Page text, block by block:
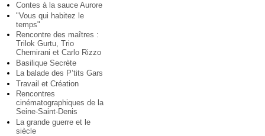
Contes à la sauce Aurore
"Vous qui habitez le
temps"
Rencontre des maîtres :
Trilok Gurtu, Trio
Chemirani et Carlo Rizzo
Basilique Secrète
La balade des P’tits Gars
Travail et Création
Rencontres
cinématographiques de la
Seine-Saint-Denis
La grande guerre et le
siècle